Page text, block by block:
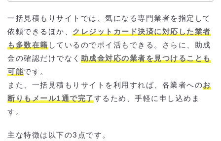
一括見積もりサイトでは、気になる専門業者を指定して
依頼できるほか、 クレジットカード決済に対応した業者
も多数在籍 しているのでポイ活もできる。さらに、助成
金の確認だけでなく
助成金対応の業者を見つけることも
可能です。
また、一括見積もりサイトを利用すれば、各業者へのお
断りもメール1通で完了 するため、手軽に申し込めま
す。
主な特徴は以下の3点です。